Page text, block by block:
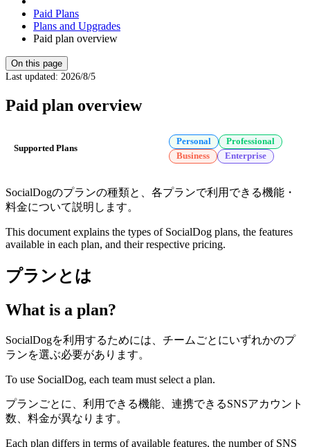
Paid Plans
Plans and Upgrades
Paid plan overview
On this page
Last updated: 2026/8/5
Paid plan overview
Supported Plans
Personal
Professional
Business
Enterprise
SocialDogのプランの種類と、各プランで利用できる機能・
料金について説明します。
This document explains the types of SocialDog plans, the features
available in each plan, and their respective pricing.
プランとは
What is a plan?
SocialDogを利用するためには、チームごとにいずれかのプ
ランを選ぶ必要があります。
To use SocialDog, each team must select a plan.
プランごとに、利用できる機能、連携できるSNSアカウント
数、料金が異なります。
Each plan differs in terms of available features, the number of SNS